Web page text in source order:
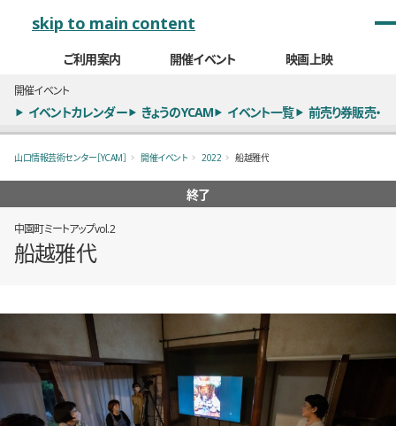
skip to main content
ご利用案内 開催イベント 映画上映
開催イベント
イベントカレンダー きょうのYCAM イベント一覧 前売り券販売・
山口情報芸術センター［YCAM］ 開催イベント 2022 船越雅代
終了
中園町ミートアップvol.2
船越雅代
全2枚のうち、1枚目のスライド